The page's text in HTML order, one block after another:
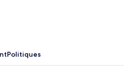
Politiques